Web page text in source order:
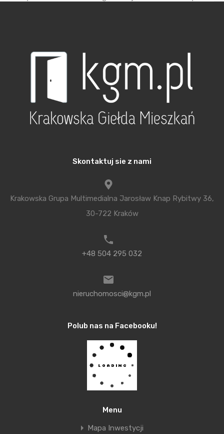
rośnie, a nie maleje. Przypomnijcie sobie Państwo
lata 90. Metr kwadratowy mieszkania kosztował
nieco ponad 1000 zł. Teraz to kilka razy więcej.
Zdarzają się chwilowe spadki cen mieszkań, ale
zawsze po jakimś czasie ceny znowu rosną.
gruntów raczej rosną, a nie maleją. Po drugie stale
rosną koszty robocizny i będą rosły, bo nadal
70 proc. ludności będzie mieszkało w aglomeracjach
miejskich. Ci wszyscy ludzie będą musieli gdzieś
mieszkań, szacowany na około 1,5 mln. Sumując te
wszystkie dane, można zakładać, że ceny
polskich miastach, raczej będą szły w górę, a nie
malały. To znaczy, że w perspektywie wieloletniej
zyskamy już na samym zakupie. Do tego trzeba
dodać wartość dodaną, jaką są przychody z
wynajmu. Średnio można liczyć, że dobre
Skontaktuj sie z nami
Krakowska Grupa Multimedialna Jarosław Knap Rybitwy 36,
30-722 Kraków
+48 504 295 032
nieruchomosci@kgm.pl
Polub nas na Facebooku!
Menu
Mapa Inwestycji